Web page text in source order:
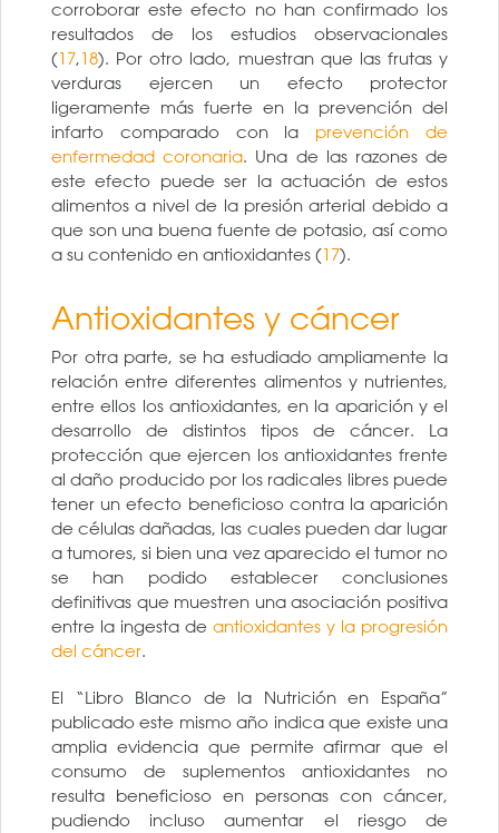
corroborar este efecto no han confirmado los
resultados de los estudios observacionales
(17,18). Por otro lado, muestran que las frutas y
verduras ejercen un efecto protector
ligeramente más fuerte en la prevención del
infarto comparado con la prevención de
enfermedad coronaria. Una de las razones de
este efecto puede ser la actuación de estos
alimentos a nivel de la presión arterial debido a
que son una buena fuente de potasio, así como
a su contenido en antioxidantes (17).
Antioxidantes y cáncer
Por otra parte, se ha estudiado ampliamente la
relación entre diferentes alimentos y nutrientes,
entre ellos los antioxidantes, en la aparición y el
desarrollo de distintos tipos de cáncer. La
protección que ejercen los antioxidantes frente
al daño producido por los radicales libres puede
tener un efecto beneficioso contra la aparición
de células dañadas, las cuales pueden dar lugar
a tumores, si bien una vez aparecido el tumor no
se han podido establecer conclusiones
definitivas que muestren una asociación positiva
entre la ingesta de antioxidantes y la progresión
del cáncer.
El “Libro Blanco de la Nutrición en España”
publicado este mismo año indica que existe una
amplia evidencia que permite afirmar que el
consumo de suplementos antioxidantes no
resulta beneficioso en personas con cáncer,
pudiendo incluso aumentar el riesgo de